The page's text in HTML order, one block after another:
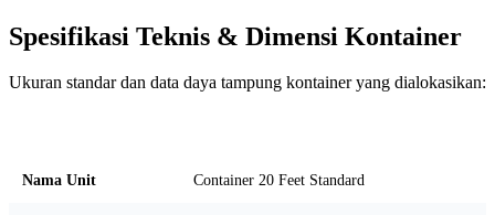
Spesifikasi Teknis & Dimensi Kontainer
Ukuran standar dan data daya tampung kontainer yang dialokasikan:
Nama Unit Container 20 Feet Standard